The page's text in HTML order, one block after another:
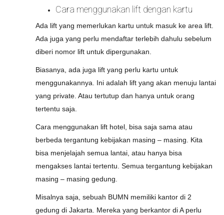
Cara menggunakan lift dengan kartu
Ada lift yang memerlukan kartu untuk masuk ke area lift.
Ada juga yang perlu mendaftar terlebih dahulu sebelum
diberi nomor lift untuk dipergunakan.
Biasanya, ada juga lift yang perlu kartu untuk
menggunakannya. Ini adalah lift yang akan menuju lantai
yang private. Atau tertutup dan hanya untuk orang
tertentu saja.
Cara menggunakan lift hotel, bisa saja sama atau
berbeda tergantung kebijakan masing – masing. Kita
bisa menjelajah semua lantai, atau hanya bisa
mengakses lantai tertentu. Semua tergantung kebijakan
masing – masing gedung.
Misalnya saja, sebuah BUMN memiliki kantor di 2
gedung di Jakarta. Mereka yang berkantor di A perlu